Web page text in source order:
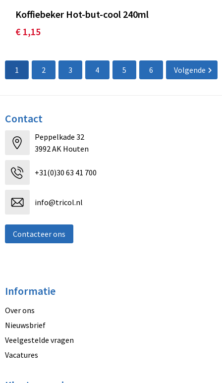
Koffiebeker Hot-but-cool 240ml
€ 1,15
1 2 3 4 5 6 Volgende
Contact
Peppelkade 32
3992 AK Houten
+31(0)30 63 41 700
info@tricol.nl
Contacteer ons
Informatie
Over ons
Nieuwsbrief
Veelgestelde vragen
Vacatures